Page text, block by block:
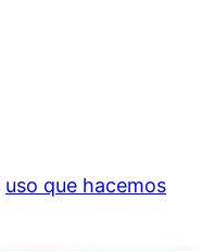
uso que hacemos